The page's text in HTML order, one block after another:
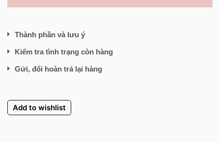
Thành phần và lưu ý
Kiểm tra tình trạng còn hàng
Gửi, đổi hoàn trả lại hàng
Add to wishlist